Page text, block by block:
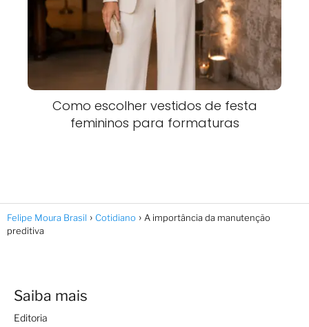
Como escolher vestidos de festa
femininos para formaturas
Felipe Moura Brasil Cotidiano
A importância da manutenção
preditiva
Saiba mais
Editoria